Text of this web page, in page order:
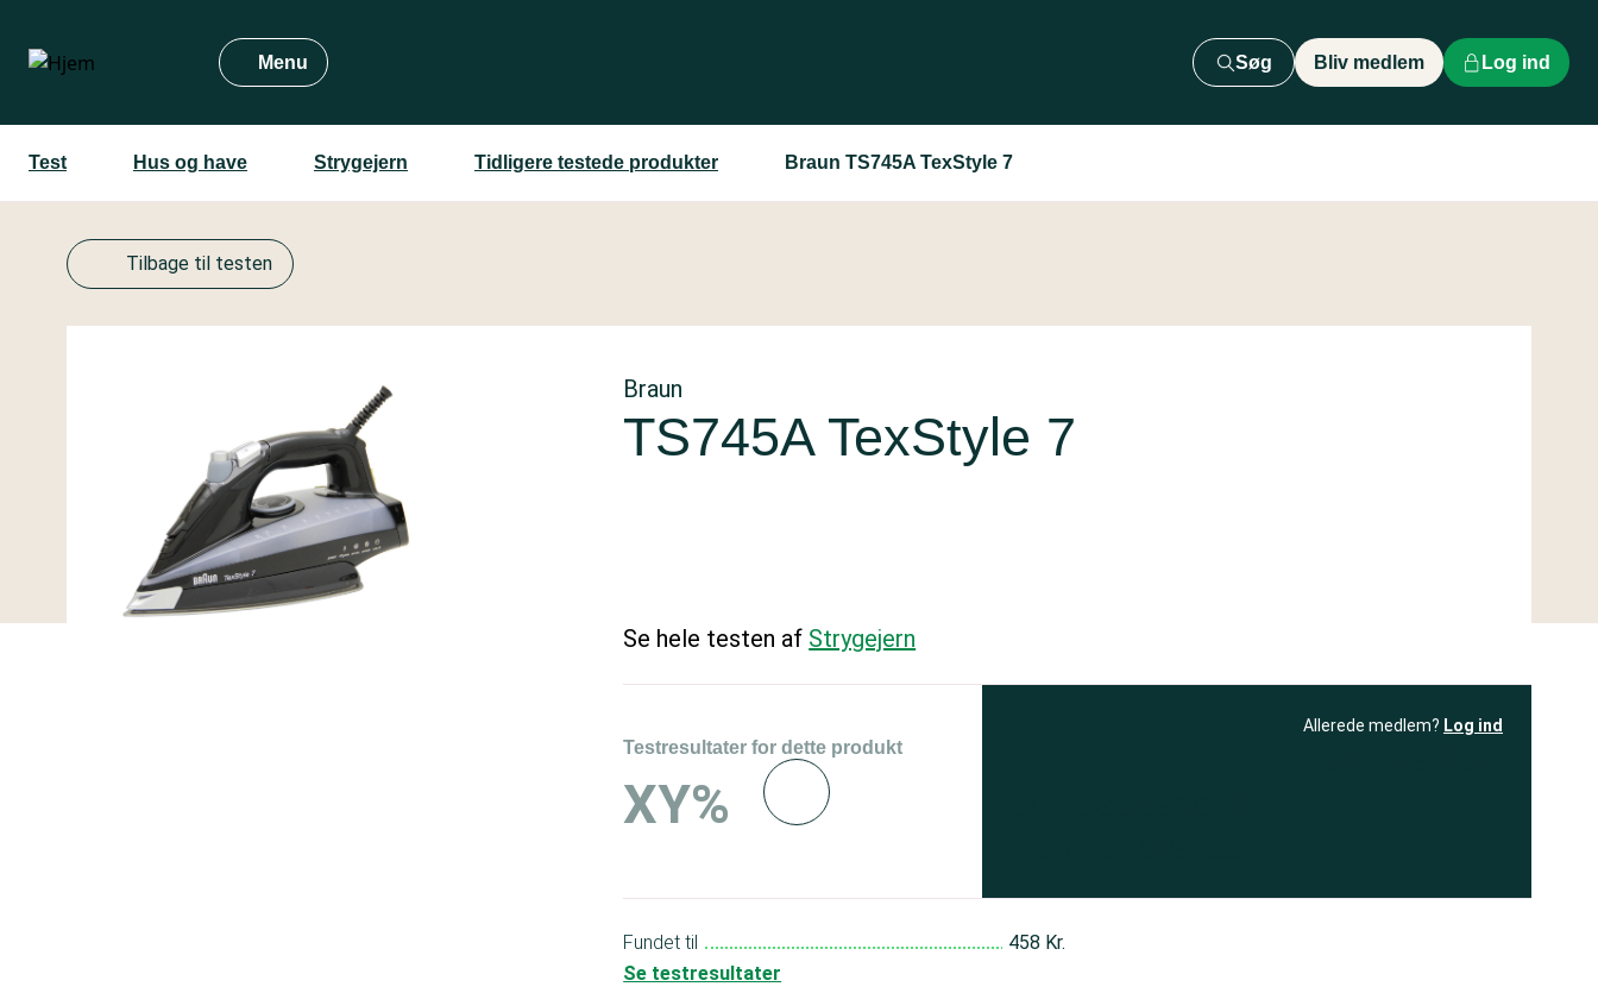
hovedindhold
Menu Søg Bliv medlem Log ind
Test Hus og have Strygejern Tidligere testede produkter Braun TS745A TexStyle 7
Tilbage til testen
Braun
TS745A TexStyle 7
Se hele testen af Strygejern
Testresultater for dette produkt
XY%
Allerede medlem? Log ind
Fundet til
458 Kr.
Se testresultater